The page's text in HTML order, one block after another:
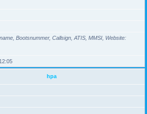
Bootsnummer, Callsign, ATIS, MMSI, Website
hpa